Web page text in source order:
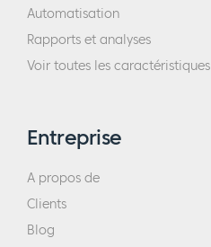
Automatisation
Rapports et analyses
Voir toutes les caractéristiques
Entreprise
A propos de
Clients
Blog